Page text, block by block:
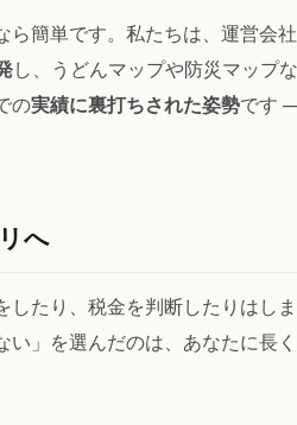
ら簡単です。私たちは、運営会
し、うどんマップや防災マップ
の実績に裏打ちされた姿勢です
へ
たり、税金を判断したりはし
い」を選んだのは、あなたに長